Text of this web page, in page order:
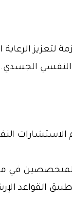
لتعزيز
النفسي الجسدي.
للمتخصصين
القواعد